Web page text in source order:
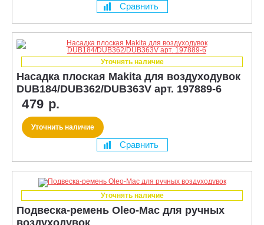
Сравнить
Уточнять наличие
Насадка плоская Makita для воздуходувок
DUB184/DUB362/DUB363V арт. 197889-6
479 р.
Уточнить наличие
Сравнить
Уточнять наличие
Подвеска-ремень Oleo-Mac для ручных
воздуходувок